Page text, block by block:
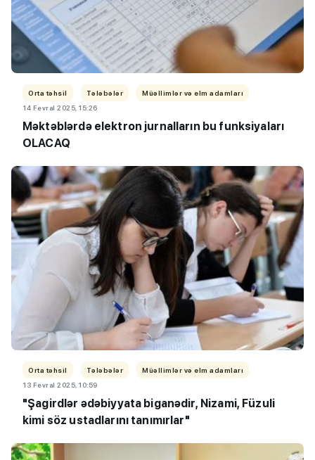
Orta təhsil Tələbələr
Müəllimlər və elm adamları
14 Fevral 2025, 15:26
Məktəblərdə elektron jurnalların bu funksiyaları
OLACAQ
Orta təhsil Tələbələr
Müəllimlər və elm adamları
13 Fevral 2025, 10:59
"Şagirdlər ədəbiyyata biganədir, Nizami, Füzuli
kimi söz ustadlarını tanımırlar"